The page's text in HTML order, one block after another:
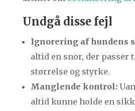
Undgå disse fejl
Ignorering af hundens
altid en snor, der passer
størrelse og styrke.
Manglende kontrol:
altid kunne holde en